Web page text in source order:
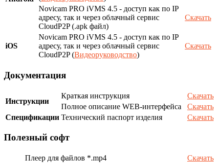
Novicam PRO iVMS 4.5 - доступ как по IP
адресу, так и через облачный сервис
CloudP2P (.apk файл)
Скачать
iOS
Novicam PRO iVMS 4.5 - доступ как по IP
адресу, так и через облачный сервис
CloudP2P (Видеоруководство)
Скачать
Документация
Инструкции
Краткая инструкция
Скачать
Полное описание WEB-интерфейса
Скачать
Спецификации Технический паспорт изделия Скачать
Полезный софт
Плеер для файлов *.mp4
Скачать